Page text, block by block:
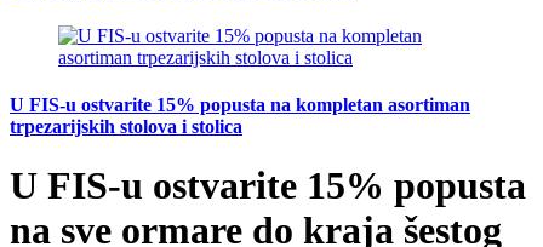
U FIS-u ostvarite 15% popusta na kompletan asortiman
trpezarijskih stolova i stolica
U FIS-u ostvarite 15% popusta
na sve ormare do kraja šestog